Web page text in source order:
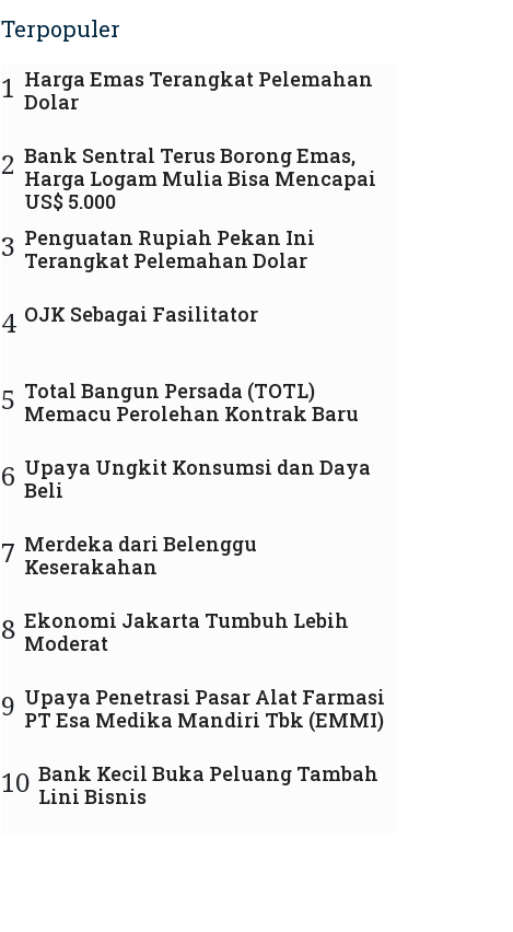
Terpopuler
1 Harga Emas Terangkat Pelemahan
Dolar
2 Bank Sentral Terus Borong Emas,
Harga Logam Mulia Bisa Mencapai
US$ 5.000
3 Penguatan Rupiah Pekan Ini
Terangkat Pelemahan Dolar
4 OJK Sebagai Fasilitator
5 Total Bangun Persada (TOTL)
Memacu Perolehan Kontrak Baru
6 Upaya Ungkit Konsumsi dan Daya
Beli
7 Merdeka dari Belenggu
Keserakahan
8 Ekonomi Jakarta Tumbuh Lebih
Moderat
9 Upaya Penetrasi Pasar Alat Farmasi
PT Esa Medika Mandiri Tbk (EMMI)
10 Bank Kecil Buka Peluang Tambah
Lini Bisnis